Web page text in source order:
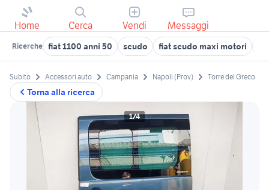
Home Cerca Vendi Messaggi
Ricerche fiat 1100 anni 50 scudo fiat scudo maxi motori
Torna alla ricerca
Subito Accessori auto Campania Napoli (Prov) Torre del Greco
1/4